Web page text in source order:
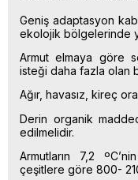
Geniş adaptasyon
ekolojik bölgelerinde
Armut elmaya göre
isteği daha fazla olan
Ağır, havasız, kireç
Derin organik
edilmelidir.
Armutların 7,2
çeşitlere göre 800-